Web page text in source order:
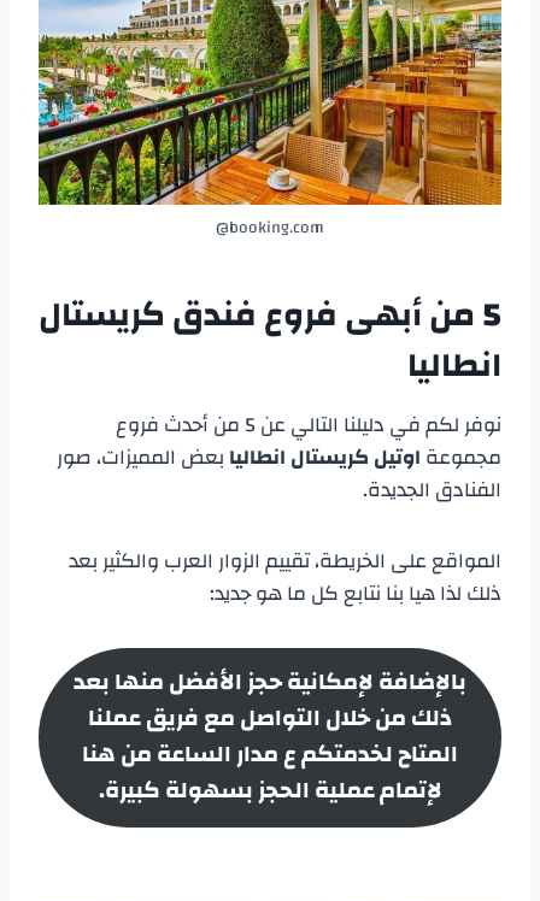
booking.com@
5 من أبهى فروع
فندق كريستال
انطاليا
نوفر لكم في دليلنا التالي عن 5 من أحدث فروع
مجموعةاوتيل كريستال انطاليابعض المميزات، صور
الفنادق الجديدة.
المواقع على الخريطة، تقييم الزوار العرب والكثير بعد
ذلك لذا هيا بنا نتابع كل ما هو جديد:
بالإضافة لإمكانية حجز الأفضل منها بعد
ذلك من خلال التواصل مع فريق عملنا
المتاح لخدمتكم ع مدار الساعة من هنا
لإتمام عملية الحجز بسهولة كبيرة.